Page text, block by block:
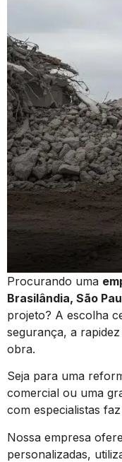
Procurando uma
Brasilândia, São
projeto? A escolha
segurança, a
obra.
Seja para uma
comercial ou uma
com especialistas
Nossa empresa
personalizadas,